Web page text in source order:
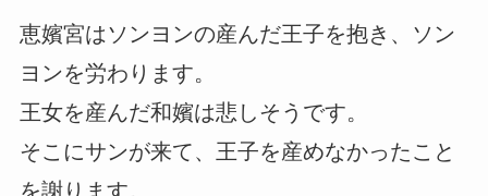
恵嬪宮はソンヨンの産んだ王子を抱き、ソン
ヨンを労わります。
王女を産んだ和嬪は悲しそうです。
そこにサンが来て、王子を産めなかったこと
を謝ります。